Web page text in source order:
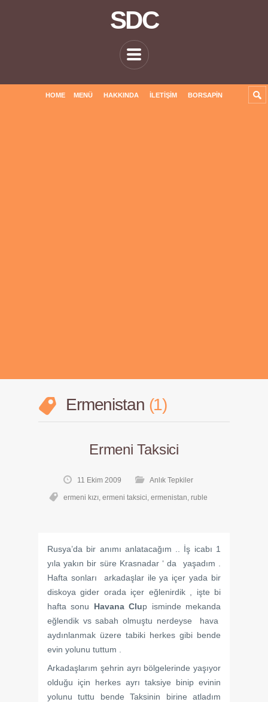
SDC
HOME MENÜ HAKKINDA İLETIŞIM BORSAPIN
Ermenistan 1
Ermeni Taksici
11 Ekim 2009 Anlık Tepkiler
ermeni kızı, ermeni taksici, ermenistan, ruble
Rusya’da bir anımı anlatacağım .. İş icabı 1
yıla yakın bir süre Krasnadar ‘ da yaşadım .
Hafta sonları arkadaşlar ile ya içer yada bir
diskoya gider orada içer eğlenirdik , işte bi
hafta sonu Havana Clup isminde mekanda
eğlendik vs sabah olmuştu nerdeyse hava
aydınlanmak üzere tabiki herkes gibi bende
evin yolunu tuttum .
Arkadaşlarım şehrin ayrı bölgelerinde yaşıyor
olduğu için herkes ayrı taksiye binip evinin
yolunu tuttu bende Taksinin birine atladım